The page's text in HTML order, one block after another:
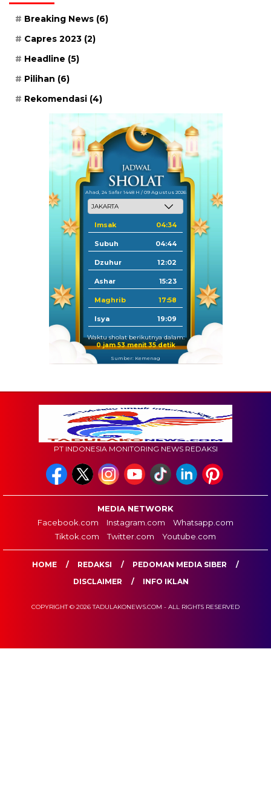
Breaking News (6)
Capres 2023 (2)
Headline (5)
Pilihan (6)
Rekomendasi (4)
Ahad, 24 Safar 1448 H / 09 Agustus 2026
Imsak 04:34
Subuh 04:44
Dzuhur 12:02
Ashar 15:23
Maghrib 17:58
Isya 19:09
Waktu sholat berikutnya dalam:
0 jam 53 menit 34 detik
Sumber: Kemenag
PT INDONESIA MONITORING NEWS REDAKSI
MEDIA NETWORK
Facebook.com
Instagram.com
Whatsapp.com
Tiktok.com
Twitter.com Youtube.com
HOME REDAKSI
PEDOMAN MEDIA SIBER
DISCLAIMER
INFO IKLAN
COPYRIGHT © 2026 TADULAKONEWS.COM - ALL RIGHTS RESERVED